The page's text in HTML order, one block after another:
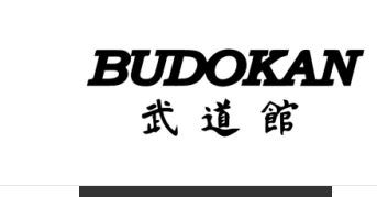
Indumentaria
para
artes
marciales